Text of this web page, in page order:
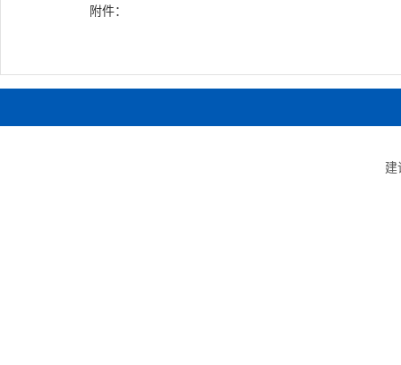
附件：
建